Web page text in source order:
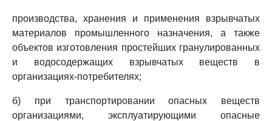
производства, хранения и применения взрывчатых
материалов промышленного назначения, а также
объектов изготовления простейших гранулированных
и водосодержащих взрывчатых веществ в
организациях-потребителях;
б) при транспортировании опасных веществ
организациями, эксплуатирующими опасные